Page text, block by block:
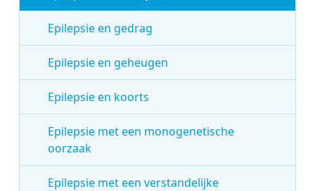
Epilepsie en gedrag
Epilepsie en geheugen
Epilepsie en koorts
Epilepsie met een monogenetische
oorzaak
Epilepsie met een verstandelijke